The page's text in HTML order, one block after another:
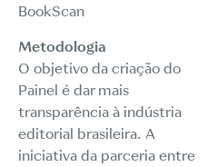
BookScan
Metodologia
O objetivo da criação do
Painel é dar mais
transparência à indústria
editorial brasileira. A
iniciativa da parceria entre